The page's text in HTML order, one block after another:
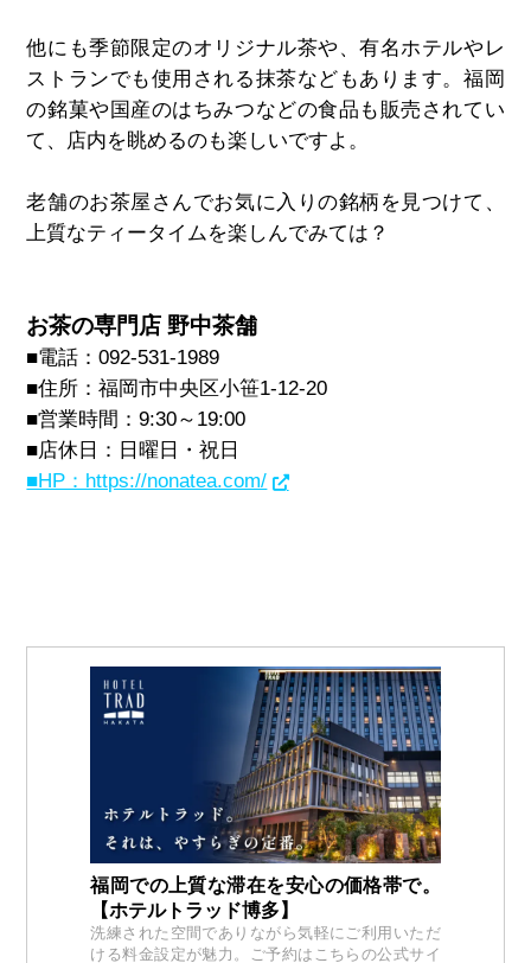
他にも季節限定のオリジナル茶や、有名ホテルやレ
ストランでも使用される抹茶などもあります。福岡
の銘菓や国産のはちみつなどの食品も販売されてい
て、店内を眺めるのも楽しいですよ。
老舗のお茶屋さんでお気に入りの銘柄を見つけて、
上質なティータイムを楽しんでみては？
お茶の専門店 野中茶舗
■電話：092-531-1989
■住所：福岡市中央区小笹1-12-20
■営業時間：9:30～19:00
■店休日：日曜日 ・祝日
■HP：https://nonatea.com/
福岡での上質な滞在を安心の価格帯で。
【ホテルトラッド博多】
洗練された空間でありながら気軽にご利用いただ
ける料金設定が魅力。ご予約はこちらの公式サイ